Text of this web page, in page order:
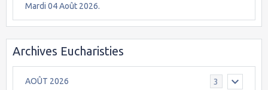
Mardi 04 Août 2026.
Archives Eucharisties
AOÛT 2026 3